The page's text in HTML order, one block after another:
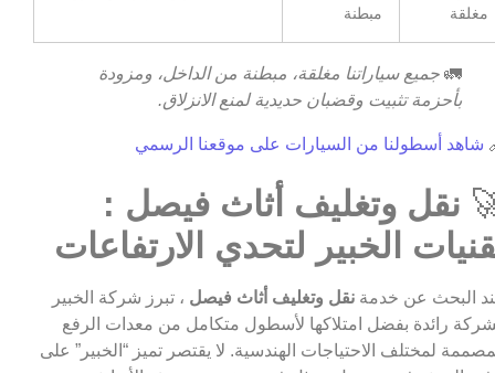
مغلقة
مبطنة
🚛 جميع سياراتنا مغلقة، مبطنة من الداخل، ومزودة
بأحزمة تثبيت وقضبان حديدية لمنع الانزلاق.
شاهد أسطولنا من السيارات على موقعنا الرسمي
نقل وتغليف أثاث فيصل :
الخبير لتحدي الارتفاعات
البحث عن خدمة نقل وتغليف أثاث فيصل ، تبرز شركة الخبير
رائدة بفضل امتلاكها لأسطول متكامل من معدات الرفع
لمختلف الاحتياجات الهندسية. لا يقتصر تميز “الخبير” على